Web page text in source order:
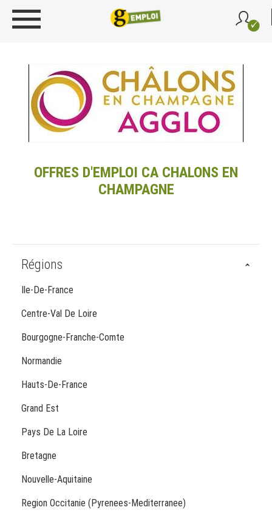
OFFRES D'EMPLOI CA CHALONS EN
CHAMPAGNE
Régions
Ile-De-France
Centre-Val De Loire
Bourgogne-Franche-Comte
Normandie
Hauts-De-France
Grand Est
Pays De La Loire
Bretagne
Nouvelle-Aquitaine
Region Occitanie (Pyrenees-Mediterranee)